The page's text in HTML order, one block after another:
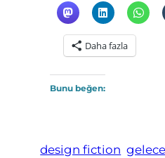
Daha fazla
Bunu beğen:
design fiction